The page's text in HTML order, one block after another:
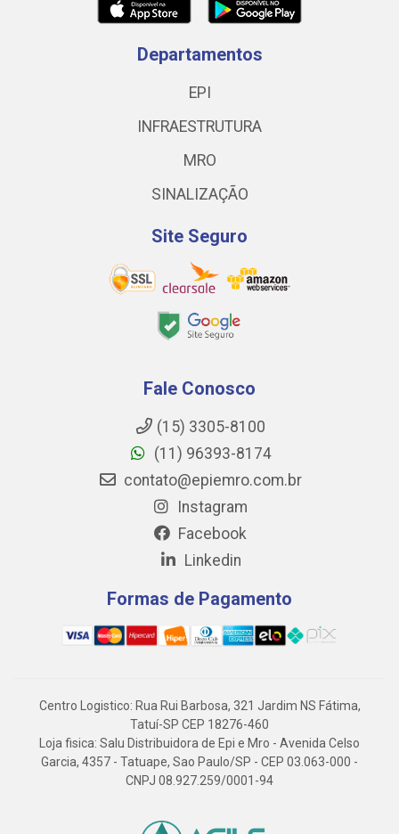
Departamentos
EPI
INFRAESTRUTURA
MRO
SINALIZAÇÃO
Site Seguro
Fale Conosco
(15) 3305-8100
(11) 96393-8174
contato@epiemro.com.br
Instagram
Facebook
Linkedin
Formas de Pagamento
Centro Logistico: Rua Rui Barbosa, 321 Jardim NS Fátima,
Tatuí-SP CEP 18276-460
Loja fisica: Salu Distribuidora de Epi e Mro - Avenida Celso
Garcia, 4357 - Tatuape, Sao Paulo/SP - CEP 03.063-000 -
CNPJ 08.927.259/0001-94